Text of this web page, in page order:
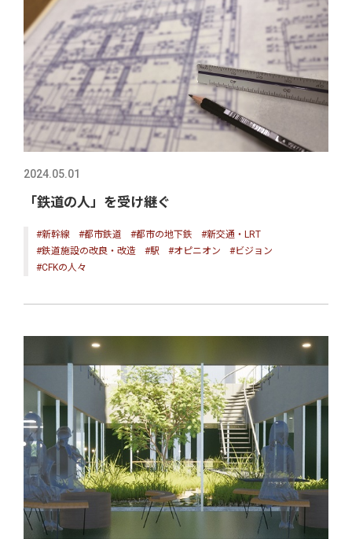
2024.05.01
「鉄道の人」を受け継ぐ
#新幹線 #都市鉄道 #都市の地下鉄
#新交通・LRT
#鉄道施設の改良・改造
#駅 #オピニオン
#ビジョン
#CFKの人々